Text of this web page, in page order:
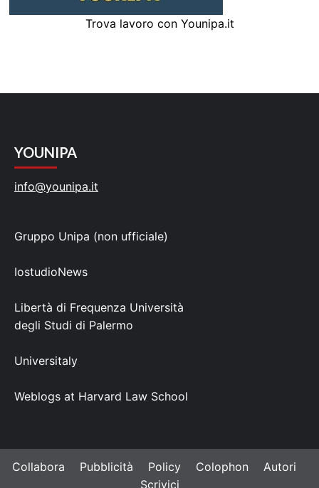
Trova lavoro con Younipa.it
YOUNIPA
info@younipa.it
Gruppo Unipa (non ufficiale)
IostudioNews
Libertà di Frequenza Università
degli Studi di Palermo
Universitaly
Weblogs at Harvard Law School
Collabora Pubblicità Policy Colophon
Autori
Scrivici